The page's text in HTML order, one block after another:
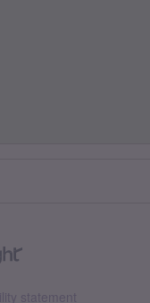
statement